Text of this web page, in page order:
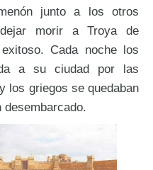
junto a los otros
morir a Troya de
Cada noche los
a su ciudad por las
los griegos se quedaban
desembarcado.